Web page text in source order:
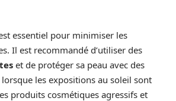
essentiel pour minimiser les
Il est recommandé d’utiliser des
et de protéger sa peau avec des
les expositions au soleil sont
produits cosmétiques agressifs et